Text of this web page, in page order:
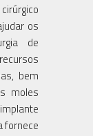
os
de
bem
moles
fornece